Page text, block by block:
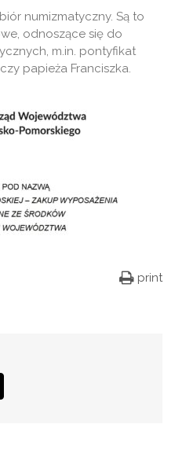
numizmatyczny. Są to
odnoszące się do
m.in. pontyfikat
papieża Franciszka.
print